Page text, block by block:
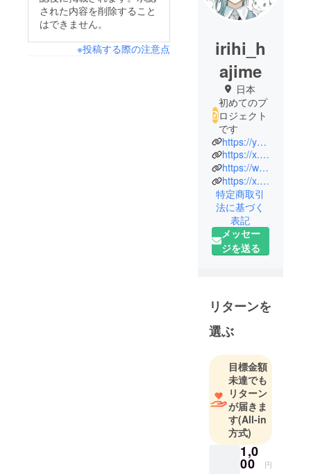
された内容を削除すること
はできません。
※投稿する際の注意点
irihi_h
ajime
日本
初めてのプ
ロジェクト
です
https://youtube.com/@irihi_hajime?si=vDJ_rv10Okz4oVjU
https://x.com/irihi_hajime?s=21
https://web.iriam.app/s/user/GPM3LXoRCo?uuid=0417bf31
https://x.gd/AGMMs
特定商取引
法に基づく
表記
メッセー
ジを送る
リターンを
選ぶ
目標金額
未達でも
リターン
が届きま
す(All-in
方式)
1,0
00 円